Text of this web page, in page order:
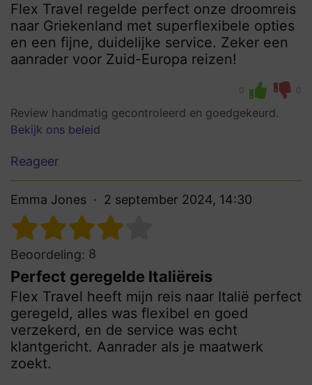
Flex Travel regelde perfect onze droomreis
naar Griekenland met superflexibele opties
en een fijne, duidelijke service. Zeker een
aanrader voor Zuid-Europa reizen!
0 0
Review handmatig gecontroleerd en goedgekeurd.
Bekijk ons beleid
Reageer
Emma Jones 2 september 2024, 14:30
Beoordeling: 8
Perfect geregelde Italiëreis
Flex Travel heeft mijn reis naar Italië perfect
geregeld, alles was flexibel en goed
verzekerd, en de service was echt
klantgericht. Aanrader als je maatwerk
zoekt.